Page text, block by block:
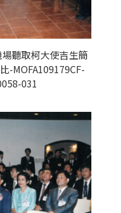
聽取柯大使吉生簡
-MOFA109179CF-
031